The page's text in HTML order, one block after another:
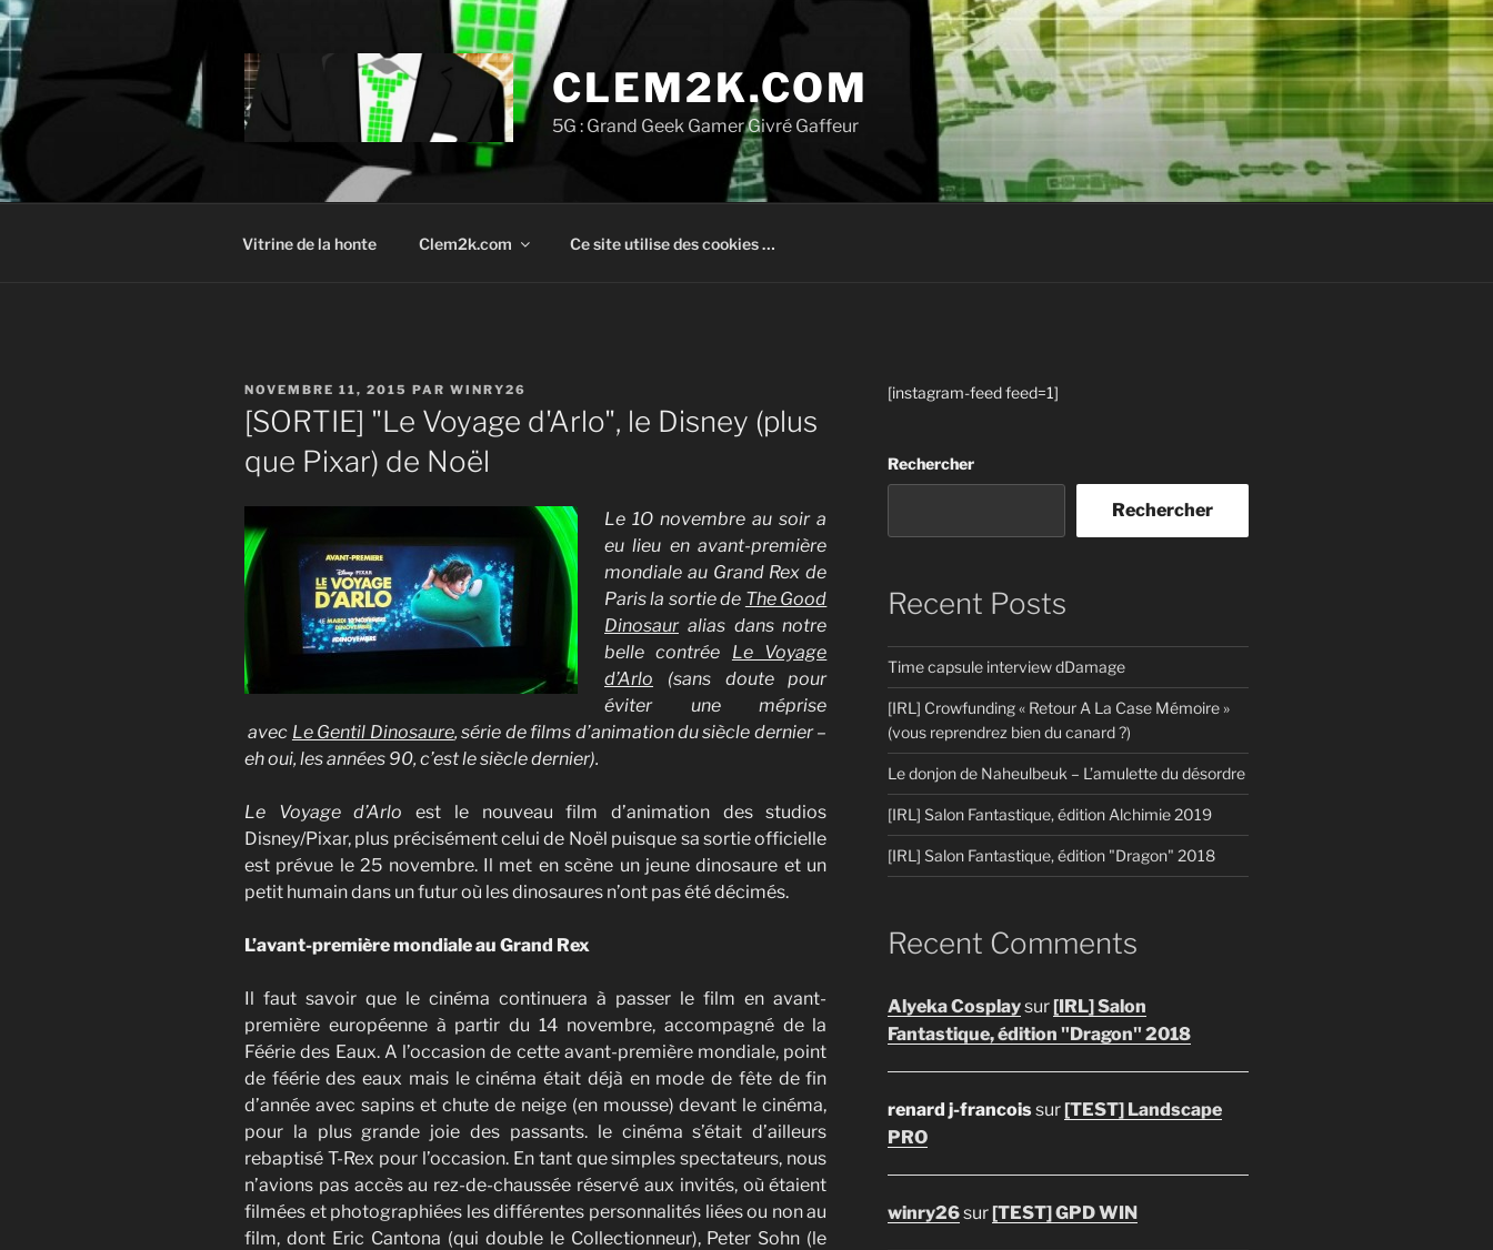
Aller
au
contenu
principal
CLEM2K.COM
5G : Grand Geek Gamer Givré Gaffeur
Vitrine de la honte Clem2k.com Ce site utilise des cookies …
PUBLIÉ
LE
NOVEMBRE 11, 2015 PAR WINRY26
[SORTIE] "Le Voyage d'Arlo", le Disney (plus
que Pixar) de Noël
Le 1O novembre au soir a
eu lieu en avant-première
mondiale au Grand Rex de
Paris la sortie de The Good
Dinosauralias dans notre
belle contrée Le Voyage
d’Arlo
(sans doute pour
éviter une méprise
avec Le Gentil Dinosaure, série de films d’animation du siècle dernier –
eh oui, les années 90, c’est le siècle dernier).
Le Voyage d’Arlo est le nouveau film d’animation des studios
Disney/Pixar, plus précisément celui de Noël puisque sa sortie officielle
est prévue le 25 novembre. Il met en scène un jeune dinosaure et un
petit humain dans un futur où les dinosaures n’ont pas été décimés.
L’avant-première mondiale au Grand Rex
Il faut savoir que le cinéma continuera à passer le film en avant-
première européenne à partir du 14 novembre, accompagné de la
Féérie des Eaux. A l’occasion de cette avant-première mondiale, point
de féérie des eaux mais le cinéma était déjà en mode de fête de fin
d’année avec sapins et chute de neige (en mousse) devant le cinéma,
pour la plus grande joie des passants. le cinéma s’était d’ailleurs
rebaptisé T-Rex pour l’occasion. En tant que simples spectateurs, nous
n’avions pas accès au rez-de-chaussée réservé aux invités, où étaient
filmées et photographiées les différentes personnalités liées ou non au
film, dont Eric Cantona (qui double le Collectionneur), Peter Sohn (le
[instagram-feed feed=1]
Rechercher
Rechercher
Recent Posts
Time capsule interview dDamage
[IRL] Crowfunding « Retour A La Case Mémoire »
(vous reprendrez bien du canard ?)
Le donjon de Naheulbeuk – L’amulette du désordre
[IRL] Salon Fantastique, édition Alchimie 2019
[IRL] Salon Fantastique, édition "Dragon" 2018
Recent Comments
Alyeka Cosplaysur [IRL] Salon
Fantastique, édition "Dragon" 2018
renard j-francoissur [TEST] Landscape
PRO
winry26sur [TEST] GPD WIN